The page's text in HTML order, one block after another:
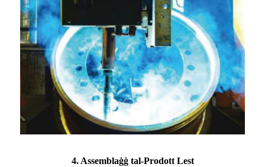
4. Assemblaġġ tal-Prodott Lest